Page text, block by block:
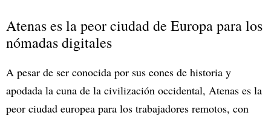
Atenas es la peor ciudad de Europa para los
nómadas digitales
A pesar de ser conocida por sus eones de historia y
apodada la cuna de la civilización occidental, Atenas es la
peor ciudad europea para los trabajadores remotos, con